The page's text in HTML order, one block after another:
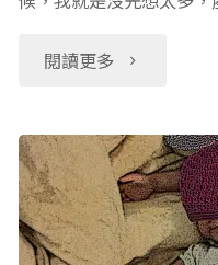
(1)"
些
你
準
閱讀更多
"寶
第
一